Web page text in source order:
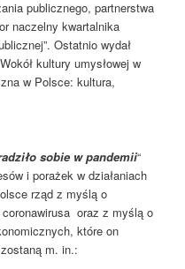
publicznego, partnerstwa
naczelny kwartalnika
Ostatnio wydał
kultury umysłowej w
w Polsce: kultura,
sobie w pandemii“
i porażek w działaniach
rząd z myślą o
oraz z myślą o
które on
m. in.: